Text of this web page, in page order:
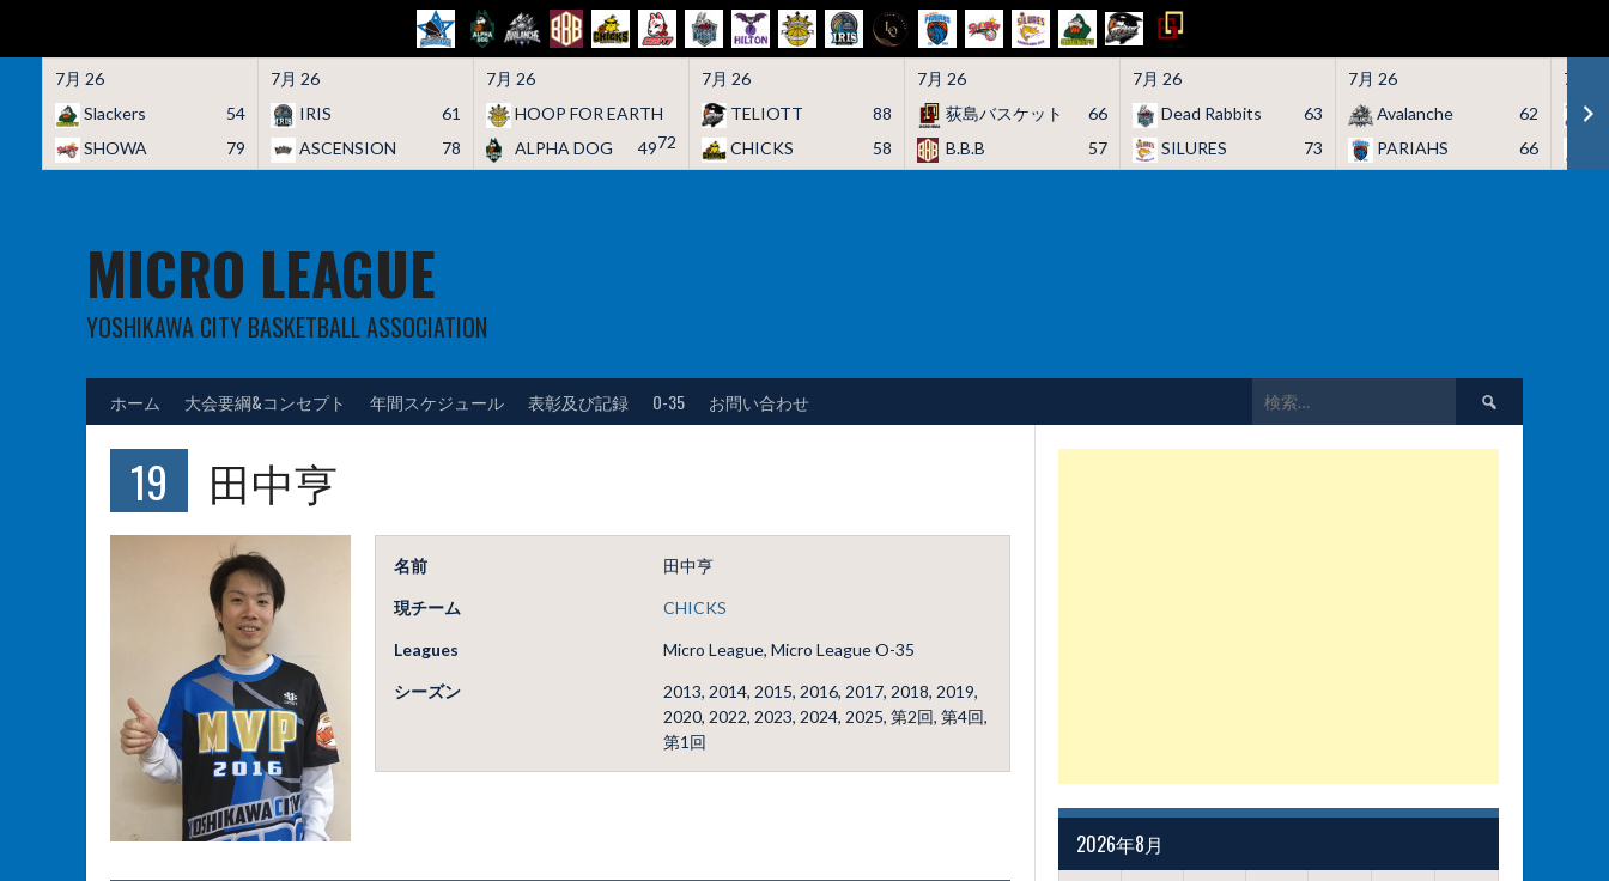
7月 26
Slackers
54
SHOWA
79
7月 26
IRIS
61
ASCENSION
78
7月 26
HOOP FOR EARTH
72
ALPHA DOG 49
7月 26
TELIOTT
88
CHICKS
58
7月 26
荻島バスケット
66
B.B.B
57
7月 26
Dead Rabbits
63
SILURES
73
7月 26
Avalanche
62
PARIAHS
66
7月
MICRO LEAGUE
YOSHIKAWA CITY BASKETBALL ASSOCIATION
ホーム 大会要綱&コンセプト 年間スケジュール 表彰及び記録 O-35 お問い合わせ
索:
19 田中亨
名前 田中亨
現チーム CHICKS
Leagues Micro League, Micro League O-35
シーズン
2013, 2014, 2015, 2016, 2017, 2018, 2019,
2020, 2022, 2023, 2024, 2025, 第2回, 第4回,
第1回
2026年8月